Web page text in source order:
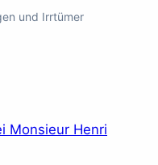
und Irrtümer